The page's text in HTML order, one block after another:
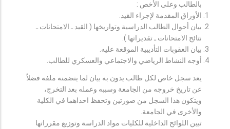
بالطالب وعلى الأخص :
الأوراق المقدمة لإجراء القيد.
بيان أحوال الطالب الدراسية وتواريخها ( القيد ـ الامتحانات ـ
نتائح الامتحانات ـ تقديراتها ).
بيان العقوبات التأديبية الموقعة عليه.
أوجه النشاط الرياضي والاجتماعي والعسكري للطالب.
يعد سجل خاص لكل طالب يدون به بيان لما يتضمنه ملفه فضلاً
عن تاريخ خروجه من الجامعة وسببه وعمله بعد التخرج،
ويتكون هذا السجل من صورتين وتحفظ احداهما في الكلية
والأخرى في الجامعة.
تبين اللوائح الداخلية للكليات مواد الدراسة وتوزيع مقرراتها